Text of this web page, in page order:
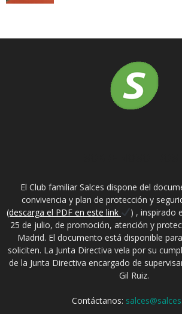
El Club familiar Salces dispone del
convivencia y plan de protección y
(descarga el PDF en este link
) , inspirado
25 de julio, de promoción, atención y
Madrid. El documento está disponible
soliciten. La Junta Directiva vela por su
de la Junta Directiva encargado de
Gil Ruiz.
Contáctanos: